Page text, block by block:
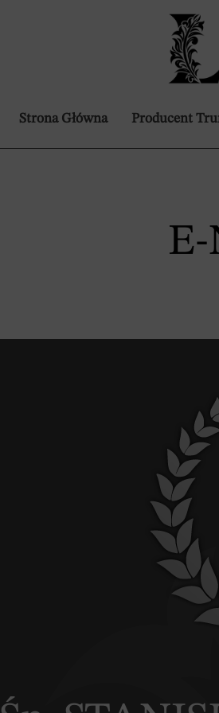
Strona Główna Producent